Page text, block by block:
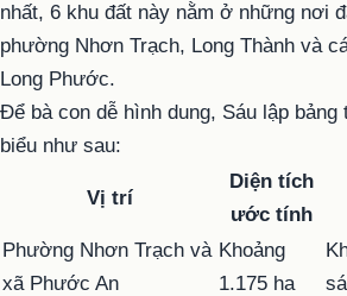
nhất, 6 khu đất này nằm ở những nơi
phường Nhơn Trạch, Long Thành và
Long Phước.
Để bà con dễ hình dung, Sáu lập
biểu như sau:
Vị trí
Diện tích
ước tính
Phường Nhơn Trạch và
xã Phước An
Khoảng
1.175 ha